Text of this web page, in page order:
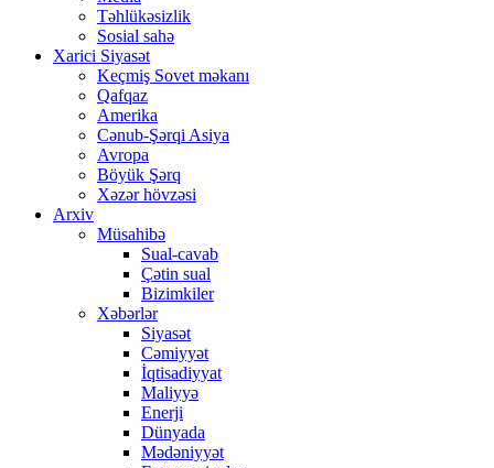
Təhlükəsizlik
Sosial sahə
Xarici Siyasət
Keçmiş Sovet məkanı
Qafqaz
Amerika
Cənub-Şərqi Asiya
Avropa
Böyük Şərq
Xəzər hövzəsi
Arxiv
Müsahibə
Sual-cavab
Çətin sual
Bizimkiler
Xəbərlər
Siyasət
Cəmiyyət
İqtisadiyyat
Maliyyə
Enerji
Dünyada
Mədəniyyət